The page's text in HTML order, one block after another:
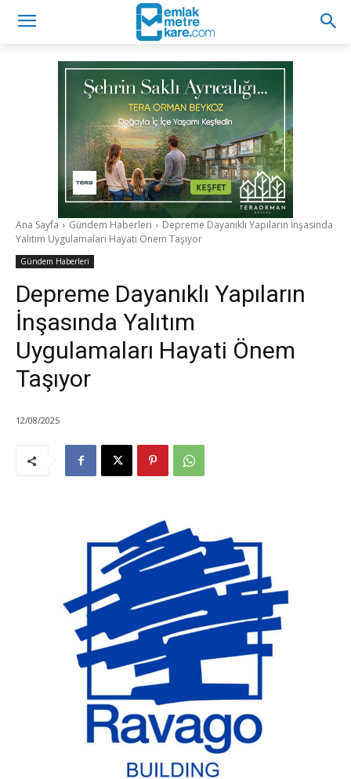
Ana Sayfa Gündem Haberleri
Depreme Dayanıklı Yapıların İnşasında
Yalıtım Uygulamaları Hayati Önem Taşıyor
Gündem Haberleri
Depreme Dayanıklı Yapıların
İnşasında Yalıtım
Uygulamaları Hayati Önem
Taşıyor
12/08/2025